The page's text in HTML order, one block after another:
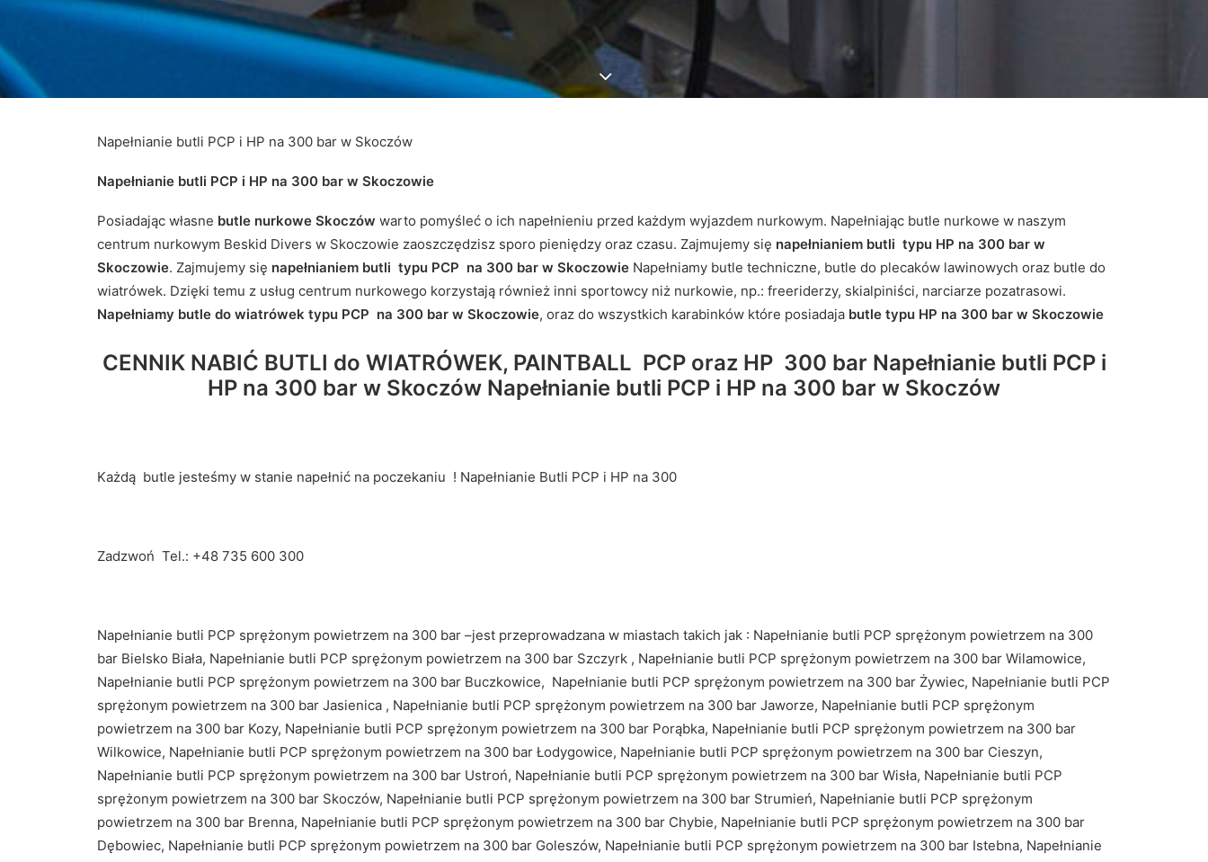
Napełnianie butli PCP i HP na 300 bar w Skoczów
Napełnianie butli PCP i HP na 300 bar w Skoczowie
Posiadając własne butle nurkowe Skoczów warto pomyśleć o ich napełnieniu przed każdym wyjazdem nurkowym. Napełniając butle nurkowe w naszym
centrum nurkowym Beskid Divers w Skoczowie zaoszczędzisz sporo pieniędzy oraz czasu. Zajmujemy się napełnianiem butli typu HP na 300 bar w
Skoczowie. Zajmujemy się napełnianiem butli typu PCP na 300 bar w Skoczowie Napełniamy butle techniczne, butle do plecaków lawinowych oraz butle do
wiatrówek. Dzięki temu z usług centrum nurkowego korzystają również inni sportowcy niż nurkowie, np.: freeriderzy, skialpiniści, narciarze pozatrasowi.
Napełniamy butle do wiatrówek typu PCP na 300 bar w Skoczowie, oraz do wszystkich karabinków które posiadaja butle typu HP na 300 bar w Skoczowie
CENNIK NABIĆ BUTLI do WIATRÓWEK, PAINTBALL PCP oraz HP 300 bar Napełnianie butli PCP i
HP na 300 bar w Skoczów Napełnianie butli PCP i HP na 300 bar w Skoczów
Każdą butle jesteśmy w stanie napełnić na poczekaniu ! Napełnianie Butli PCP i HP na 300
Zadzwoń Tel.: +48 735 600 300
Napełnianie butli PCP sprężonym powietrzem na 300 bar –jest przeprowadzana w miastach takich jak : Napełnianie butli PCP sprężonym powietrzem na 300
bar Bielsko Biała, Napełnianie butli PCP sprężonym powietrzem na 300 bar Szczyrk , Napełnianie butli PCP sprężonym powietrzem na 300 bar Wilamowice,
Napełnianie butli PCP sprężonym powietrzem na 300 bar Buczkowice, Napełnianie butli PCP sprężonym powietrzem na 300 bar Żywiec, Napełnianie butli PCP
sprężonym powietrzem na 300 bar Jasienica , Napełnianie butli PCP sprężonym powietrzem na 300 bar Jaworze, Napełnianie butli PCP sprężonym
powietrzem na 300 bar Kozy, Napełnianie butli PCP sprężonym powietrzem na 300 bar Porąbka, Napełnianie butli PCP sprężonym powietrzem na 300 bar
Wilkowice, Napełnianie butli PCP sprężonym powietrzem na 300 bar Łodygowice, Napełnianie butli PCP sprężonym powietrzem na 300 bar Cieszyn,
Napełnianie butli PCP sprężonym powietrzem na 300 bar Ustroń, Napełnianie butli PCP sprężonym powietrzem na 300 bar Wisła, Napełnianie butli PCP
sprężonym powietrzem na 300 bar Skoczów, Napełnianie butli PCP sprężonym powietrzem na 300 bar Strumień, Napełnianie butli PCP sprężonym
powietrzem na 300 bar Brenna, Napełnianie butli PCP sprężonym powietrzem na 300 bar Chybie, Napełnianie butli PCP sprężonym powietrzem na 300 bar
Dębowiec, Napełnianie butli PCP sprężonym powietrzem na 300 bar Goleszów, Napełnianie butli PCP sprężonym powietrzem na 300 bar Istebna, Napełnianie